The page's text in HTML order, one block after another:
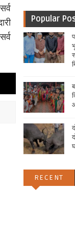
Popular
RECENT